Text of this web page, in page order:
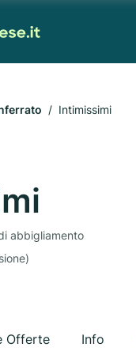
Intimissimi
abbigliamento
Offerte Info